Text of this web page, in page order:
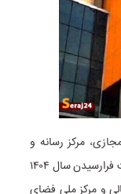
مرکز رسانه و
روابط عمومی مرکز ملی فضای مجازی به مناسبت فرارسیدن سال ۱۴۰۴
و مرکز ملی فضای